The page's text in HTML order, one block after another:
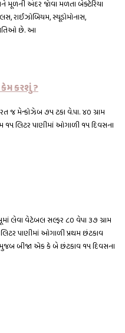
મૂળની અંદર જાેવા મળતા બેક્ટેરિયા
રાઈઝોબિયમ, સ્યૂડોમોનાસ,
છે. આ
કેમ કરશું ?
જ મેન્કોઝેબ ૭૫ ટકા વે.પા. ૪૦ ગ્રામ
લિટર પાણીમાં ઓગાળી ૧૫ દિવસના
લેવા વેટેબલ સલ્ફર ૮૦ વેપા ૩૭ ગ્રામ
પાણીમાં ઓગાળી પ્રથમ છંટકાવ
બીજા એક કે બે છંટકાવ ૧૫ દિવસના